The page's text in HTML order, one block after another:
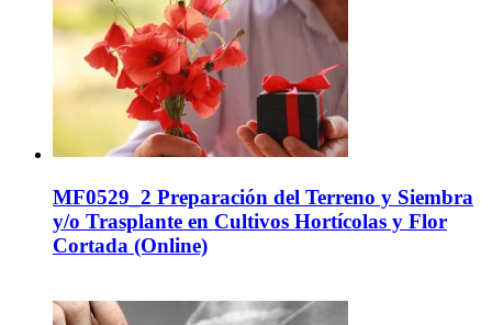
MF0529_2 Preparación del Terreno y Siembra
y/o Trasplante en Cultivos Hortícolas y Flor
Cortada (Online)